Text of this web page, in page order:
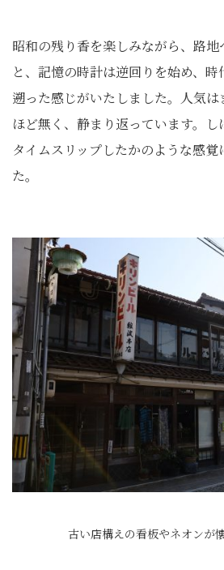
昭和の残り香を楽しみながら、路地
と、記憶の時計は逆回りを始め、
遡った感じがいたしました。人気
ほど無く、静まり返っています。し
タイムスリップしたかのような感
た。
古い店構えの看板やネオンが